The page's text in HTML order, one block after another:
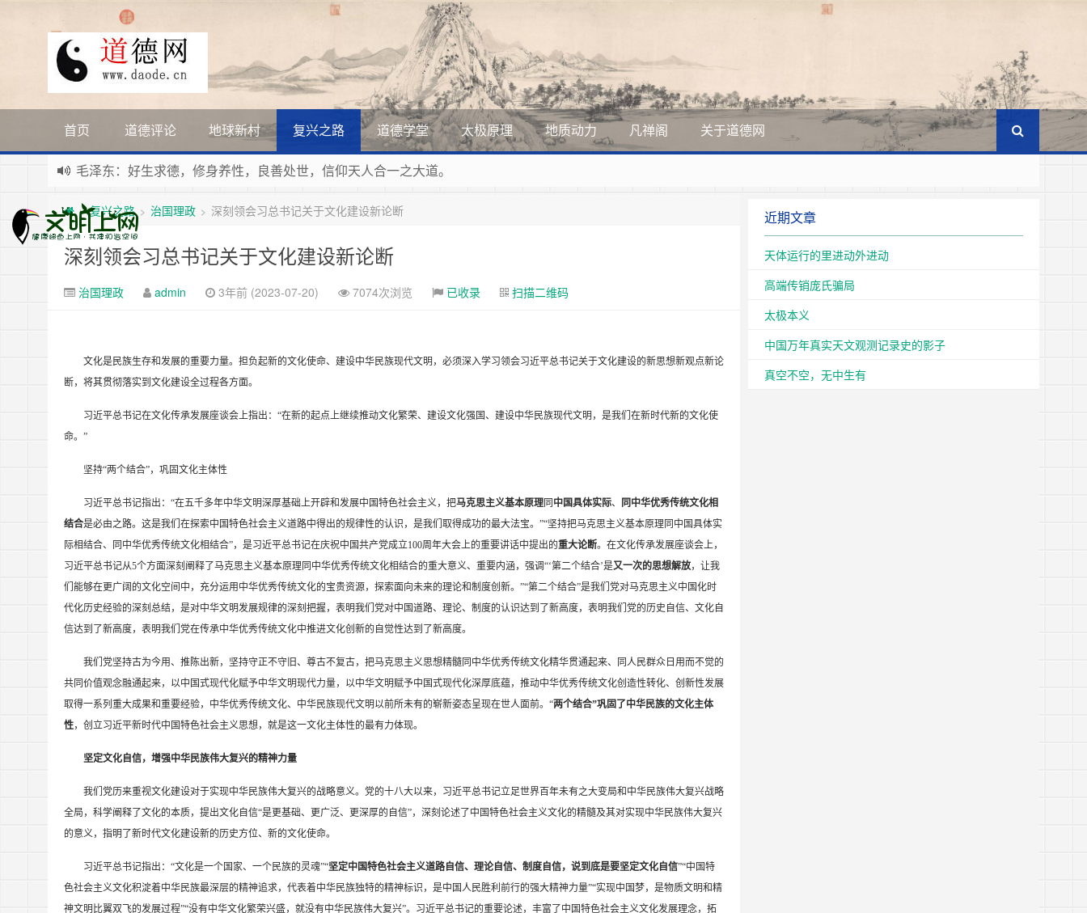
首页 道德评论 地球新村 复兴之路 道德学堂 太极原理 地质动力 凡禅阁 关于道德网
新时代地球村人类命运与共，全球共建更加和平发展美丽和谐的家园，全体共享人类发展成果，共创道行德盛道德王国
寰宇繁星如瀚彩，人生亘古一凡尘。禅境天籁聆妙曲，匠心斫琴弦自鸣。
毛泽东：好生求德，修身养性，良善处世，信仰天人合一之大道。
> 复兴之路 > 治国理政 > 深刻领会习总书记关于文化建设新论断
深刻领会习总书记关于文化建设新论断
治国理政 admin 3年前 (2023-07-20) 7074次浏览 已收录 扫描二维码
文化是民族生存和发展的重要力量。担负起新的文化使命、建设中华民族现代文明，必须深入学习领会习近平总书记关于文化建设的新思想新观点新论
断，将其贯彻落实到文化建设全过程各方面。
习近平总书记在文化传承发展座谈会上指出：“在新的起点上继续推动文化繁荣、建设文化强国、建设中华民族现代文明，是我们在新时代新的文化使
命。”
坚持“两个结合”，巩固文化主体性
习近平总书记指出：“在五千多年中华文明深厚基础上开辟和发展中国特色社会主义，把马克思主义基本原理 同 中国具体实际、
同中华优秀传统文化相
结合是必由之路。这是我们在探索中国特色社会主义道路中得出的规律性的认识，是我们取得成功的最大法宝。”“坚持把马克思主义基本原理同中国具体实
际相结合、同中华优秀传统文化相结合”，是习近平总书记在庆祝中国共产党成立100周年大会上的重要讲话中提出的重大论断。在文化传承发展座谈会上，
习近平总书记从5个方面深刻阐释了马克思主义基本原理同中华优秀传统文化相结合的重大意义、重要内涵，强调“‘第二个结合’是又一次的思想解放，让我
们能够在更广阔的文化空间中，充分运用中华优秀传统文化的宝贵资源，探索面向未来的理论和制度创新。”“第二个结合”是我们党对马克思主义中国化时
代化历史经验的深刻总结，是对中华文明发展规律的深刻把握，表明我们党对中国道路、理论、制度的认识达到了新高度，表明我们党的历史自信、文化自
信达到了新高度，表明我们党在传承中华优秀传统文化中推进文化创新的自觉性达到了新高度。
我们党坚持古为今用、推陈出新，坚持守正不守旧、尊古不复古，把马克思主义思想精髓同中华优秀传统文化精华贯通起来、同人民群众日用而不觉的
共同价值观念融通起来，以中国式现代化赋予中华文明现代力量，以中华文明赋予中国式现代化深厚底蕴，推动中华优秀传统文化创造性转化、创新性发展
取得一系列重大成果和重要经验，中华优秀传统文化、中华民族现代文明以前所未有的崭新姿态呈现在世人面前。“两个结合”巩固了中华民族的文化主体
性，创立习近平新时代中国特色社会主义思想，就是这一文化主体性的最有力体现。
坚定文化自信，增强中华民族伟大复兴的精神力量
我们党历来重视文化建设对于实现中华民族伟大复兴的战略意义。党的十八大以来，习近平总书记立足世界百年未有之大变局和中华民族伟大复兴战略
全局，科学阐释了文化的本质，提出文化自信“是更基础、更广泛、更深厚的自信”，深刻论述了中国特色社会主义文化的精髓及其对实现中华民族伟大复兴
的意义，指明了新时代文化建设新的历史方位、新的文化使命。
习近平总书记指出：“文化是一个国家、一个民族的灵魂”“坚定中国特色社会主义道路自信、理论自信、制度自信，说到底是要坚定文化自信”“中国特
色社会主义文化积淀着中华民族最深层的精神追求，代表着中华民族独特的精神标识，是中国人民胜利前行的强大精神力量”“实现中国梦，是物质文明和精
神文明比翼双飞的发展过程”“没有中华文化繁荣兴盛，就没有中华民族伟大复兴”。习近平总书记的重要论述，丰富了中国特色社会主义文化发展理念，拓
近期文章
天体运行的里进动外进动
高端传销庞氏骗局
太极本义
中国万年真实天文观测记录史的影子
真空不空，无中生有